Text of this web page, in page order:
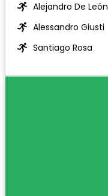
Alejandro De León
Alessandro Giusti
Santiago Rosa